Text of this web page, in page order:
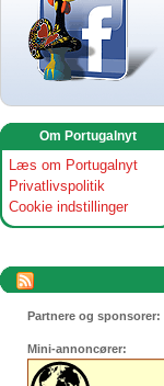
Om Portugalnyt
Læs om Portugalnyt
Privatlivspolitik
Cookie indstillinger
Partnere og sponsorer:
Mini-annoncører: